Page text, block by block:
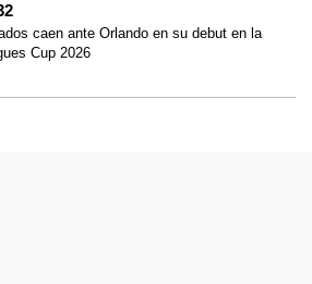
caen ante Orlando en su debut en la
Cup 2026